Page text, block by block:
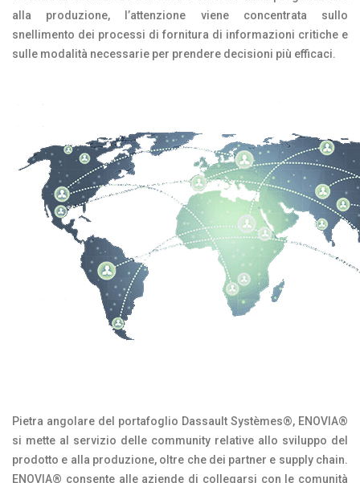
alla produzione, l’attenzione viene concentrata sullo
snellimento dei processi di fornitura di informazioni critiche e
sulle modalità necessarie per prendere decisioni più efficaci.
Pietra angolare del portafoglio Dassault Systèmes®, ENOVIA®
si mette al servizio delle community relative allo sviluppo del
prodotto e alla produzione, oltre che dei partner e supply chain.
ENOVIA® consente alle aziende di collegarsi con le comunità